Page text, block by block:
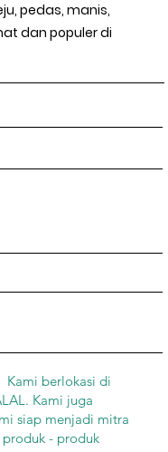
pedas, manis,
dan populer di
Kami berlokasi di
Kami juga
siap menjadi mitra
- produk